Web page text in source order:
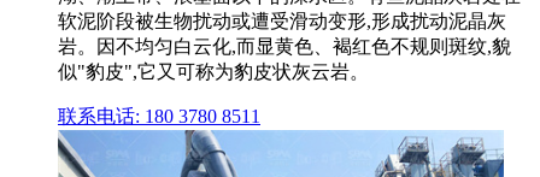
软泥阶段被生物扰动或遭受滑动变形,形成扰动泥晶灰
岩。因不均匀白云化,而显黄色、褐红色不规则斑纹,貌
似"豹皮",它又可称为豹皮状灰云岩。
联系电话: 180 3780 8511